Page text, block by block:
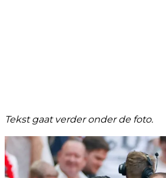
Tekst gaat verder onder de foto.